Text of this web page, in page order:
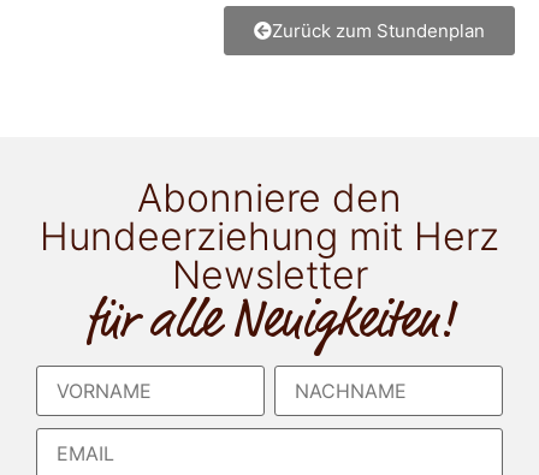
Zurück zum Stundenplan
Abonniere den
Hundeerziehung mit Herz
Newsletter
für alle Neuigkeiten!